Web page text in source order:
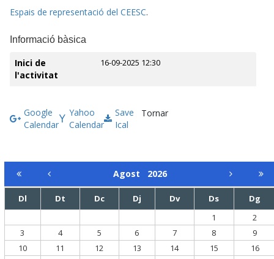
Espais de representació del CEESC.
Informació bàsica
Inici de
l'activitat
16-09-2025 12:30
Google
Calendar
Yahoo
Calendar
Save
Ical
Tornar
Agost 2026
Dl Dt Dc Dj Dv Ds
Dg
1
2
3
4 5 6 7 8
9
10
11 12 13 14 15
16